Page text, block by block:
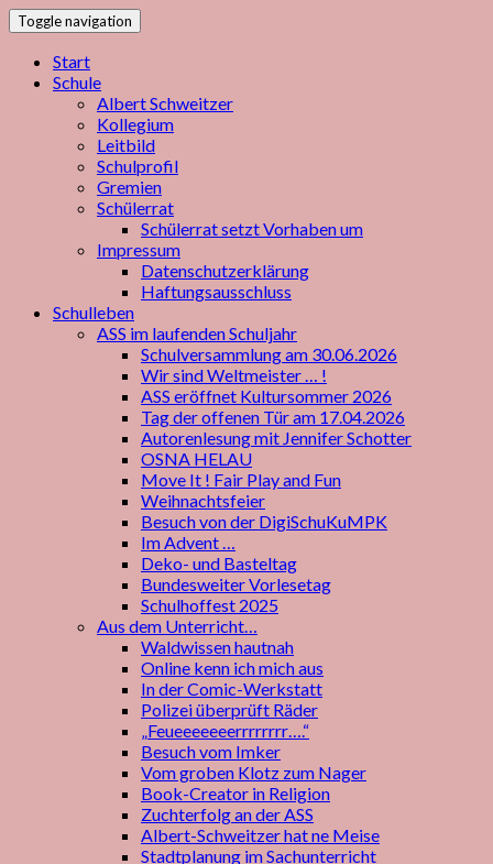
Toggle navigation
Start
Schule
Albert Schweitzer
Kollegium
Leitbild
Schulprofil
Gremien
Schülerrat
Schülerrat setzt Vorhaben um
Impressum
Datenschutzerklärung
Haftungsausschluss
Schulleben
ASS im laufenden Schuljahr
Schulversammlung am 30.06.2026
Wir sind Weltmeister … !
ASS eröffnet Kultursommer 2026
Tag der offenen Tür am 17.04.2026
Autorenlesung mit Jennifer Schotter
OSNA HELAU
Move It ! Fair Play and Fun
Weihnachtsfeier
Besuch von der DigiSchuKuMPK
Im Advent …
Deko- und Basteltag
Bundesweiter Vorlesetag
Schulhoffest 2025
Aus dem Unterricht…
Waldwissen hautnah
Online kenn ich mich aus
In der Comic-Werkstatt
Polizei überprüft Räder
„Feueeeeeeerrrrrrrr….“
Besuch vom Imker
Vom groben Klotz zum Nager
Book-Creator in Religion
Zuchterfolg an der ASS
Albert-Schweitzer hat ne Meise
Stadtplanung im Sachunterricht